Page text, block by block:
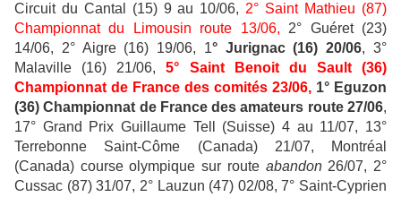
Circuit du Cantal (15) 9 au 10/06, 2° Saint Mathieu (87)
Championnat du Limousin route 13/06, 2° Guéret (23)
14/06, 2° Aigre (16) 19/06, 1° Jurignac (16) 20/06, 3°
Malaville (16) 21/06,5° Saint Benoit du Sault (36)
Championnat de France des comités 23/06, 1° Eguzon
(36) Championnat de France des amateurs route 27/06,
17° Grand Prix Guillaume Tell (Suisse) 4 au 11/07, 13°
Terrebonne Saint-Côme (Canada) 21/07, Montréal
(Canada) course olympique sur route abandon26/07, 2°
Cussac (87) 31/07, 2° Lauzun (47) 02/08, 7° Saint-Cyprien